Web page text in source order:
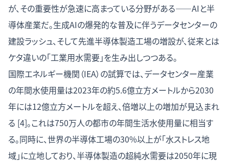
が、その重要性が急速に高まっている分野がある——AIと半
導体産業だ。生成AIの爆発的な普及に伴うデータセンターの
建設ラッシュ、そして先進半導体製造工場の増設が、従来とは
ケタ違いの「工業用水需要」を生み出しつつある。
国際エネルギー機関（IEA）の試算では、データセンター産業
の年間水使用量は2023年の約5.6億立方メートルから2030
年には12億立方メートルを超え、倍増以上の増加が見込まれ
る [4]。これは750万人の都市の年間生活水使用量に相当す
る。同時に、世界の半導体工場の30%以上が「水ストレス地
域」に立地しており、半導体製造の超純水需要は2050年に現